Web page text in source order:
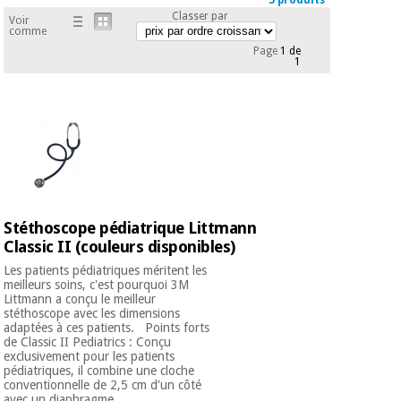
Tech
Fisaude
médical
Mobilier
clinique
thérapeutiques
Matériel de
protection
essentiel
pour les
coronavirus
Aérobic,
fitness
Académie
Tech
Fisaude
Dentisterie
Médecine
traditionnelle
Mobilier
clinique
Armoires
thérapeutiques
Voir
comme
Classer par
Page1 de
1
Stéthoscope pédiatrique Littmann
Classic II (couleurs disponibles)
Les patients pédiatriques méritent les
meilleurs soins, c'est pourquoi 3M
Littmann a conçu le meilleur
stéthoscope avec les dimensions
adaptées à ces patients. Points forts
de Classic II Pediatrics : Conçu
exclusivement pour les patients
pédiatriques, il combine une cloche
conventionnelle de 2,5 cm d'un côté